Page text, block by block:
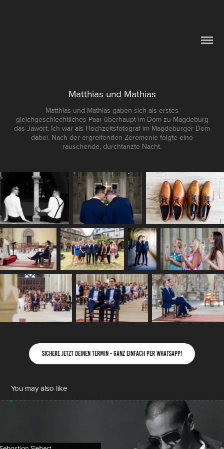
Matthias und Mathias
Matthias und Mathias gaben sich als erstes
gleichgeschlechtliches Paar überhaupt im Dom zu Magdeburg
das Jawort. Ich war als Hochzeitsfotograf im Magdeburger Dom
dabei. Nach der ergreifenden Zeremonie folgte eine
rauschende, durchtanzte Nacht.
Sichere jetzt deinen Termin - ganz einfach per WhatsApp!
You may also like